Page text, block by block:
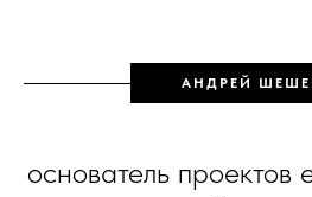
АНДРЕЙ
основатель